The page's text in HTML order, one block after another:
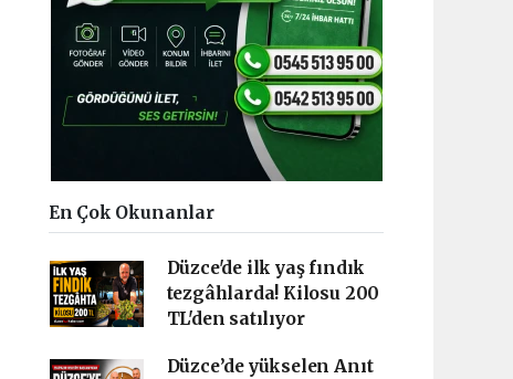
En Çok Okunanlar
Düzce'de ilk yaş fındık
tezgâhlarda! Kilosu 200
TL'den satılıyor
Düzce’de yükselen Anıt